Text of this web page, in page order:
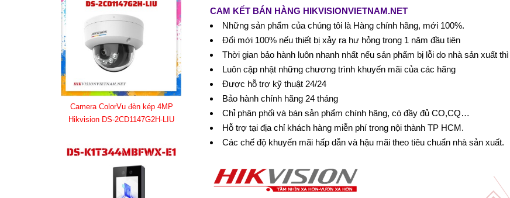
CAM KẾT BÁN HÀNG HIKVISIONVIETNAM.NET
Những sản phẩm của chúng tôi là Hàng chính hãng, mới 100%.
Đổi mới 100% nếu thiết bị xảy ra hư hỏng trong 1 năm đầu tiên
Thời gian bảo hành luôn nhanh nhất nếu sản phẩm bị lỗi do nhà sản xuất
Luôn cập nhật những chương trình khuyến mãi của các hãng
Được hỗ trợ kỹ thuật 24/24
Bảo hành chính hãng 24 tháng
Chỉ phân phối và bán sản phẩm chính hãng, có đầy đủ CO,CQ…
Hỗ trợ tại địa chỉ khách hàng miễn phí trong nội thành TP HCM.
Các chế độ khuyến mãi hấp dẫn và hậu mãi theo tiêu chuẩn nhà sản xuất.
Camera ColorVu đèn kép 4MP
Hikvision DS-2CD1147G2H-LIU